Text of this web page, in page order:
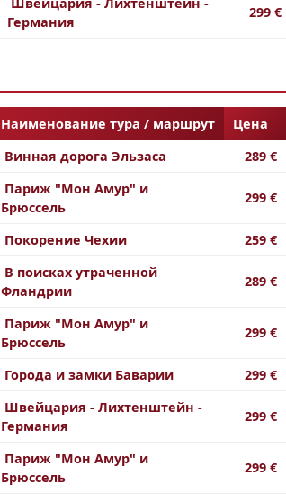
Германия
299 €
Наименование тура / маршрут
Цена
Винная дорога Эльзаса 289 €
Париж "Мон Амур" и
Брюссель
299 €
Покорение Чехии 259 €
В поисках утраченной
Фландрии
289 €
Париж "Мон Амур" и
Брюссель
299 €
Города и замки Баварии 299 €
Швейцария - Лихтенштейн -
Германия
299 €
Париж "Мон Амур" и
Брюссель
299 €